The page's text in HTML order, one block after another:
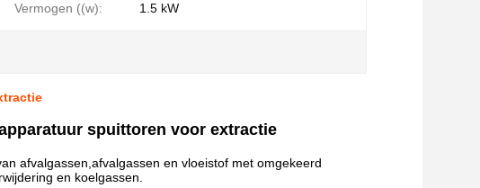
Vermogen ((w): 1.5 kW
spuittoren voor extractie
afvalgassen,afvalgassen en vloeistof met omgekeerd
en koelgassen.